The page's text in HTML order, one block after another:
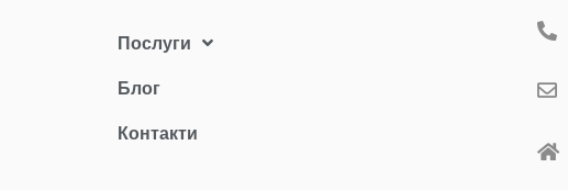
Послуги
Блог
Контакти